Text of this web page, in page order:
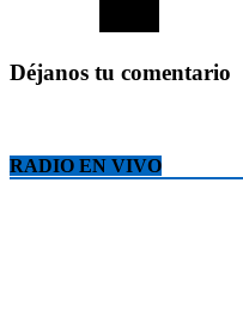
Déjanos tu comentario
RADIO EN VIVO